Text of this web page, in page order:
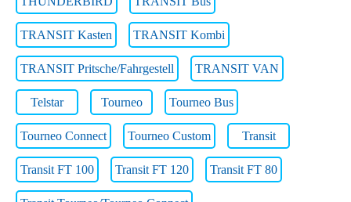
TRANSIT Kasten TRANSIT Kombi
TRANSIT Pritsche/Fahrgestell TRANSIT VAN
Telstar Tourneo Tourneo Bus
Tourneo Connect Tourneo Custom Transit
Transit FT 100 Transit FT 120 Transit FT 80